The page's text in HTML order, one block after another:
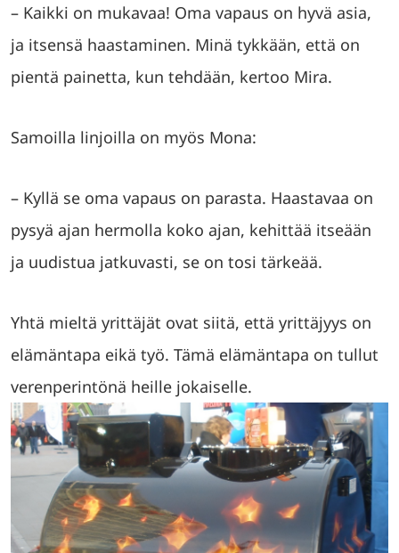
– Kaikki on mukavaa! Oma vapaus on hyvä asia,
ja itsensä haastaminen. Minä tykkään, että on
pientä painetta, kun tehdään, kertoo Mira.
Samoilla linjoilla on myös Mona:
– Kyllä se oma vapaus on parasta. Haastavaa on
pysyä ajan hermolla koko ajan, kehittää itseään
ja uudistua jatkuvasti, se on tosi tärkeää.
Yhtä mieltä yrittäjät ovat siitä, että yrittäjyys on
elämäntapa eikä työ. Tämä elämäntapa on tullut
verenperintönä heille jokaiselle.